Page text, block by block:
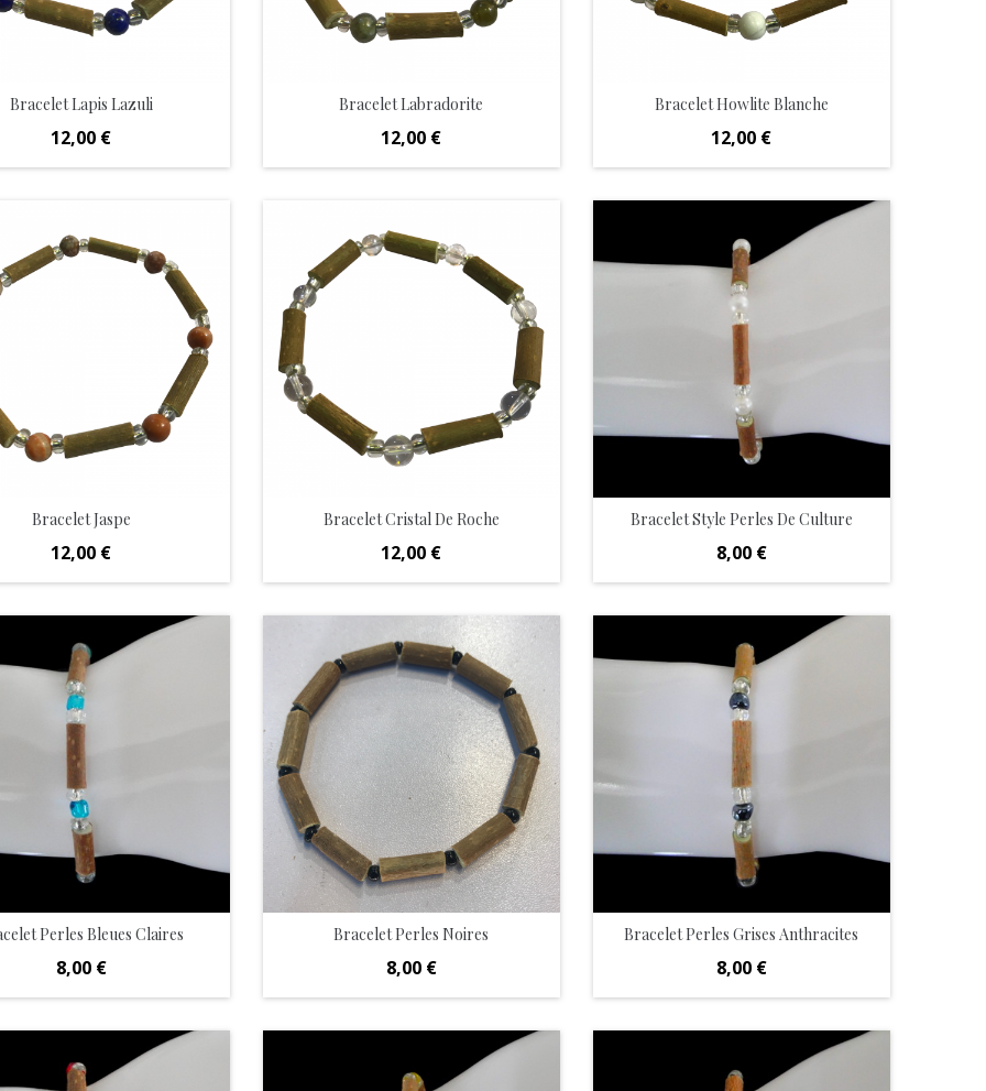
Bracelet Lapis Lazuli
Prix
12,00 €
Bracelet Labradorite
Prix
12,00 €
Bracelet Howlite Blanche
Prix
12,00 €
Bracelet Jaspe
Prix
12,00 €
Bracelet Cristal De Roche
Prix
12,00 €
Bracelet Style Perles De Culture
Prix
8,00 €
Perles Bleues Claires
Prix
8,00 €
Bracelet Perles Noires
Prix
8,00 €
Bracelet Perles Grises Anthracites
Prix
8,00 €